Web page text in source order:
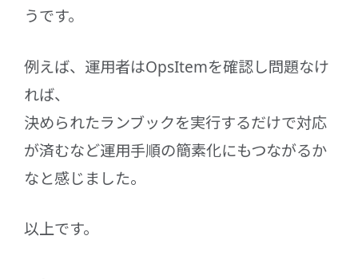
うです。
例えば、運用者はOpsItemを確認し問題なけ
れば、
決められたランブックを実行するだけで対応
が済むなど運用手順の簡素化にもつながるか
なと感じました。
以上です。